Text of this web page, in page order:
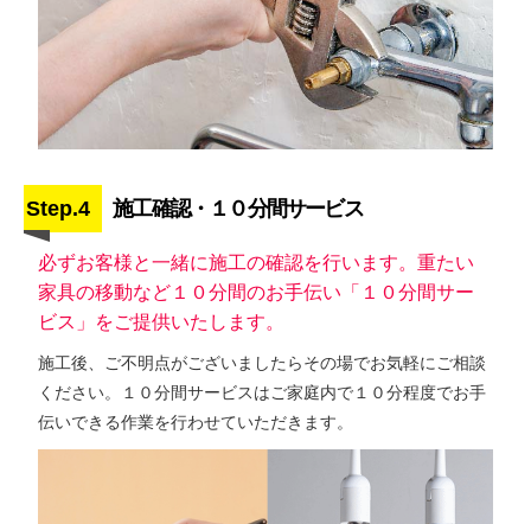
Step.4 施工確認・１０分間サービス
必ずお客様と一緒に施工の確認を行います。重たい
家具の移動など１０分間のお手伝い「１０分間サー
ビス」をご提供いたします。
施工後、ご不明点がございましたらその場でお気軽にご相談
ください。１０分間サービスはご家庭内で１０分程度でお手
伝いできる作業を行わせていただきます。